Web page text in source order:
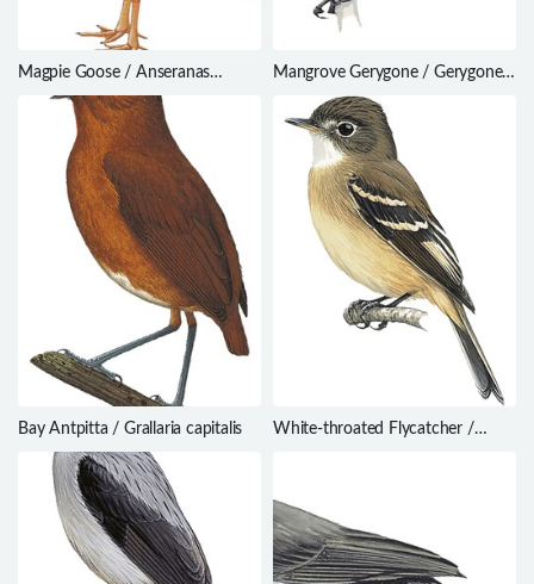
Magpie Goose / Anseranas
semipalmata
Mangrove Gerygone / Gerygone
levigaster
Bay Antpitta / Grallaria capitalis
White-throated Flycatcher /